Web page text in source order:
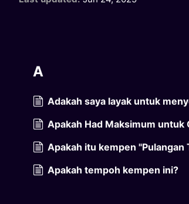
A
Adakah saya layak untuk
Apakah Had Maksimum untuk
Apakah itu kempen "Pulangan
Apakah tempoh kempen ini?